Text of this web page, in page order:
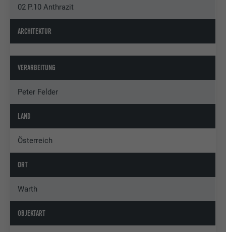
02 P.10 Anthrazit
ARCHITEKTUR
VERARBEITUNG
Peter Felder
LAND
Österreich
ORT
Warth
OBJEKTART